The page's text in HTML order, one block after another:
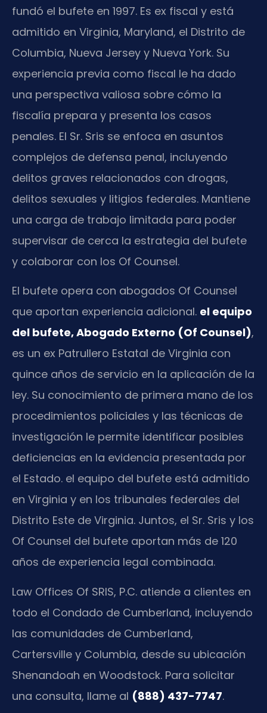
fundó el bufete en 1997. Es ex fiscal y está
admitido en Virginia, Maryland, el Distrito de
Columbia, Nueva Jersey y Nueva York. Su
experiencia previa como fiscal le ha dado
una perspectiva valiosa sobre cómo la
fiscalía prepara y presenta los casos
penales. El Sr. Sris se enfoca en asuntos
complejos de defensa penal, incluyendo
delitos graves relacionados con drogas,
delitos sexuales y litigios federales. Mantiene
una carga de trabajo limitada para poder
supervisar de cerca la estrategia del bufete
y colaborar con los Of Counsel.
El bufete opera con abogados Of Counsel
que aportan experiencia adicional. el equipo
del bufete, Abogado Externo (Of Counsel),
es un ex Patrullero Estatal de Virginia con
quince años de servicio en la aplicación de la
ley. Su conocimiento de primera mano de los
procedimientos policiales y las técnicas de
investigación le permite identificar posibles
deficiencias en la evidencia presentada por
el Estado. el equipo del bufete está admitido
en Virginia y en los tribunales federales del
Distrito Este de Virginia. Juntos, el Sr. Sris y los
Of Counsel del bufete aportan más de 120
años de experiencia legal combinada.
Law Offices Of SRIS, P.C. atiende a clientes en
todo el Condado de Cumberland, incluyendo
las comunidades de Cumberland,
Cartersville y Columbia, desde su ubicación
Shenandoah en Woodstock. Para solicitar
una consulta, llame al (888) 437-7747.